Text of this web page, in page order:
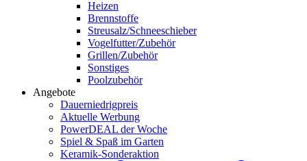
Heizen
Brennstoffe
Streusalz/Schneeschieber
Vogelfutter/Zubehör
Grillen/Zubehör
Sonstiges
Poolzubehör
Angebote
Dauerniedrigpreis
Aktuelle Werbung
PowerDEAL der Woche
Spiel & Spaß im Garten
Keramik-Sonderaktion